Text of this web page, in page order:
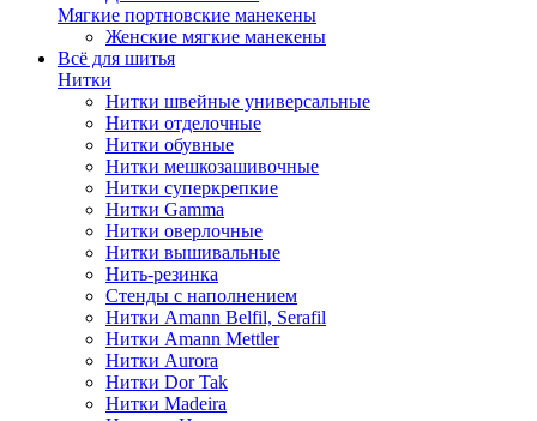
Мягкие портновские манекены
Женские мягкие манекены
Всё для шитья
Нитки
Нитки швейные универсальные
Нитки отделочные
Нитки обувные
Нитки мешкозашивочные
Нитки суперкрепкие
Нитки Gamma
Нитки оверлочные
Нитки вышивальные
Нить-резинка
Стенды с наполнением
Нитки Amann Belfil, Serafil
Нитки Amann Mettler
Нитки Aurora
Нитки Dor Tak
Нитки Madeira